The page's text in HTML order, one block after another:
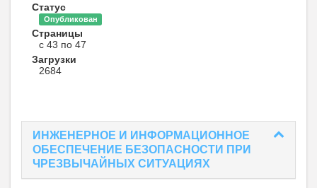
Статус
Опубликован
Страницы
с 43 по 47
Загрузки
2684
ИНЖЕНЕРНОЕ И ИНФОРМАЦИОННОЕ
ОБЕСПЕЧЕНИЕ БЕЗОПАСНОСТИ ПРИ
ЧРЕЗВЫЧАЙНЫХ СИТУАЦИЯХ